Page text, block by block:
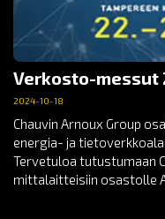
Verkosto-messut
2024-10-18
Chauvin Arnoux Group
energia- ja
Tervetuloa tutustumaan
mittalaitteisiin osastolle